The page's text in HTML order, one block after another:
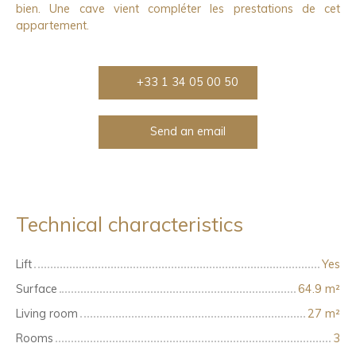
bien. Une cave vient compléter les prestations de cet
appartement.
+33 1 34 05 00 50
Send an email
Technical characteristics
Lift
Yes
Surface
64.9 m²
Living room
27 m²
Rooms
3